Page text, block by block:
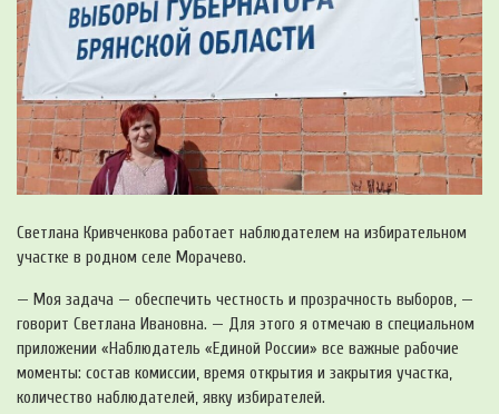
Светлана Кривченкова работает наблюдателем на избирательном
участке в родном селе Морачево.
— Моя задача — обеспечить честность и прозрачность выборов, —
говорит Светлана Ивановна. — Для этого я отмечаю в специальном
приложении «Наблюдатель «Единой России» все важные рабочие
моменты: состав комиссии, время открытия и закрытия участка,
количество наблюдателей, явку избирателей.